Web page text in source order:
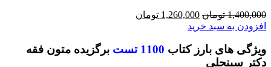
1,400,000 تومان قیمت
اصلی
بود.
1,260,000 تومان
است.
افزودن به سبد خرید
ویژگی های بارز کتاب 1100 تست
برگزیده متون فقه
دکتر سینجلی